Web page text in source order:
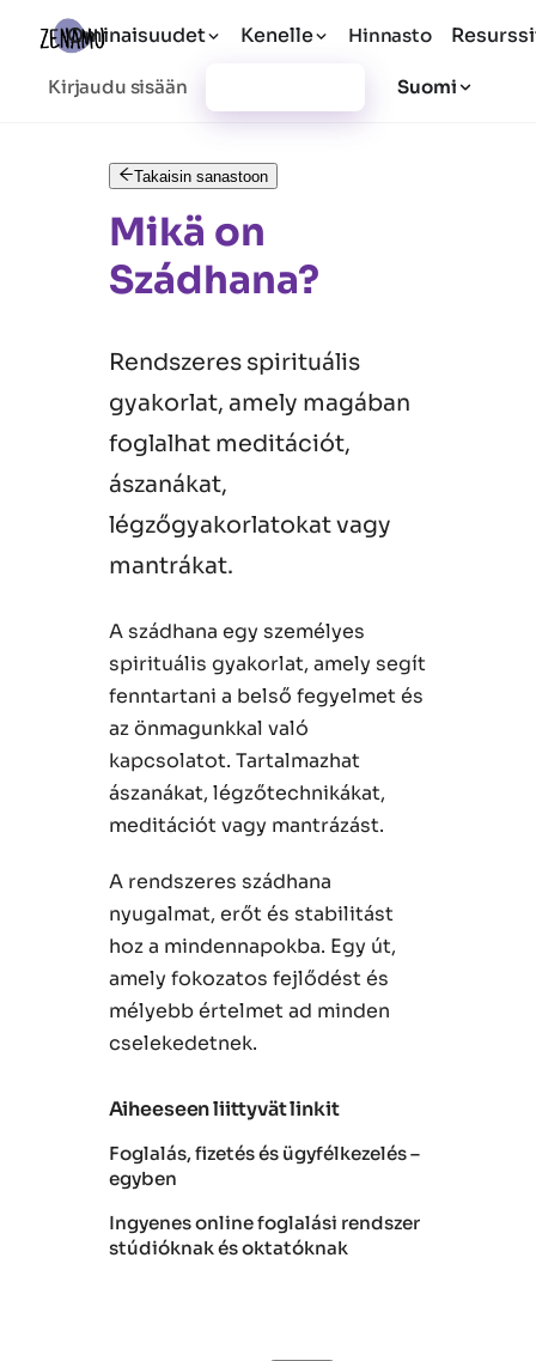
Ominaisuudet Kenelle Hinnasto
Kirjaudu sisään Suomi
Takaisin sanastoon
Mikä on
Szádhana?
Rendszeres spirituális
gyakorlat, amely magában
foglalhat meditációt,
ászanákat,
légzőgyakorlatokat vagy
mantrákat.
A szádhana egy személyes
spirituális gyakorlat, amely segít
fenntartani a belső fegyelmet és
az önmagunkkal való
kapcsolatot. Tartalmazhat
ászanákat, légzőtechnikákat,
meditációt vagy mantrázást.
A rendszeres szádhana
nyugalmat, erőt és stabilitást
hoz a mindennapokba. Egy út,
amely fokozatos fejlődést és
mélyebb értelmet ad minden
cselekedetnek.
Aiheeseen liittyvät linkit
Foglalás, fizetés és ügyfélkezelés –
egyben
Ingyenes online foglalási rendszer
stúdióknak és oktatóknak